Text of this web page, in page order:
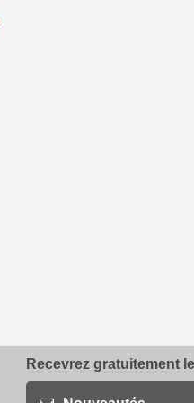
Recevrez gratuitement